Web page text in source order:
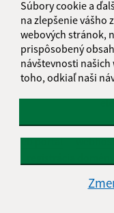
Súbory cookie a
na zlepšenie vášho
webových stránok,
prispôsobený
návštevnosti
toho, odkiaľ naši
Vytvorené v
web portál
Technický